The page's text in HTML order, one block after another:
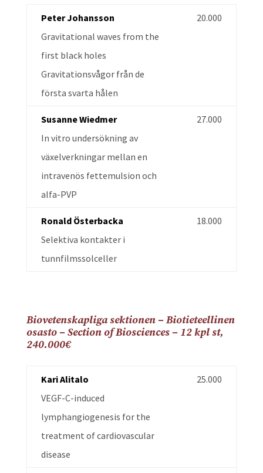
Peter Johansson
Gravitational waves from the
first black holes
Gravitationsvågor från de
första svarta hålen
20.000
Susanne Wiedmer
In vitro undersökning av
växelverkningar mellan en
intravenös fettemulsion och
alfa-PVP
27.000
Ronald Österbacka
Selektiva kontakter i
tunnfilmssolceller
18.000
Biovetenskapliga sektionen – Biotieteellinen
osasto – Section of Biosciences – 12 kpl st,
240.000€
Kari Alitalo
VEGF-C-induced
lymphangiogenesis for the
treatment of cardiovascular
disease
25.000